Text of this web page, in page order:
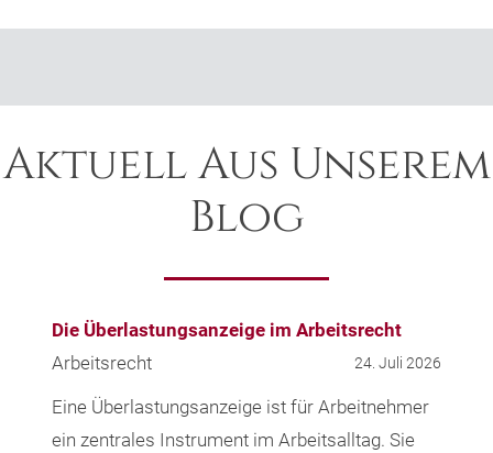
Aktuell Aus Unserem
Blog
Die Überlastungsanzeige im Arbeitsrecht
24. Juli 2026
Arbeitsrecht
Eine Überlastungsanzeige ist für Arbeitnehmer
ein zentrales Instrument im Arbeitsalltag. Sie